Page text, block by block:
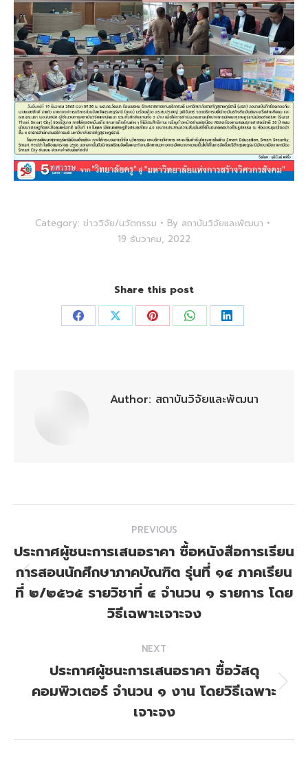
Category: ข่าววิจัย/นวัตกรรม By สถาบันวิจัยและพัฒนา
19 ธันวาคม, 2022
Share this post
Share Share Share Share Share
Author: สถาบันวิจัยและพัฒนา
navigation
PREVIOUS
Previous
post:
ประกาศผู้ชนะการเสนอราคา ซื้อหนังสือการเรียน
การสอนนักศึกษาภาคบัณฑิต รุ่นที่ ๑๔ ภาคเรียน
ที่ ๒/๒๕๖๕ รายวิชาที่ ๔ จำนวน ๑ รายการ โดย
วิธีเฉพาะเจาะจง
NEXT
Next
ประกาศผู้ชนะการเสนอราคา ซื้อวัสดุ
คอมพิวเตอร์ จำนวน ๑ งาน โดยวิธีเฉพาะ
เจาะจง